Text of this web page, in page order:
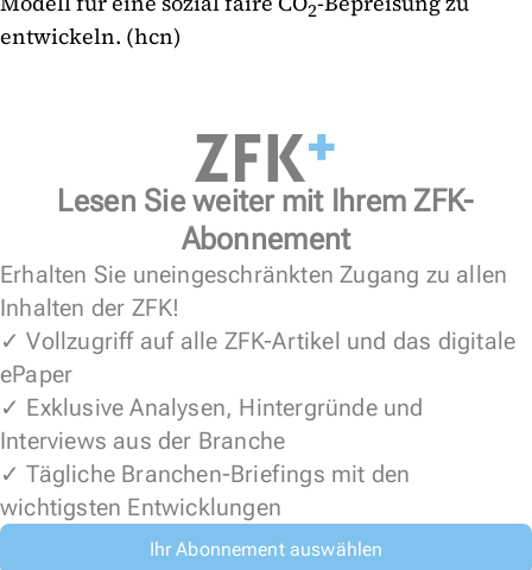
2
entwickeln. (hcn)
Lesen Sie weiter mit Ihrem ZFK-
Abonnement
Erhalten Sie uneingeschränkten Zugang zu allen
Inhalten der ZFK!
✓ Vollzugriff auf alle ZFK-Artikel und das digitale
ePaper
✓ Exklusive Analysen, Hintergründe und
Interviews aus der Branche
✓ Tägliche Branchen-Briefings mit den
wichtigsten Entwicklungen
Ihr Abonnement auswählen